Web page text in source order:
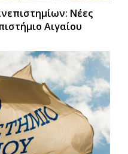
Νέες
Αιγαίου